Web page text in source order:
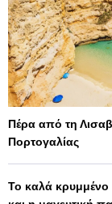
Πέρα από τη
Πορτογαλίας
Το καλά κρυμμένο